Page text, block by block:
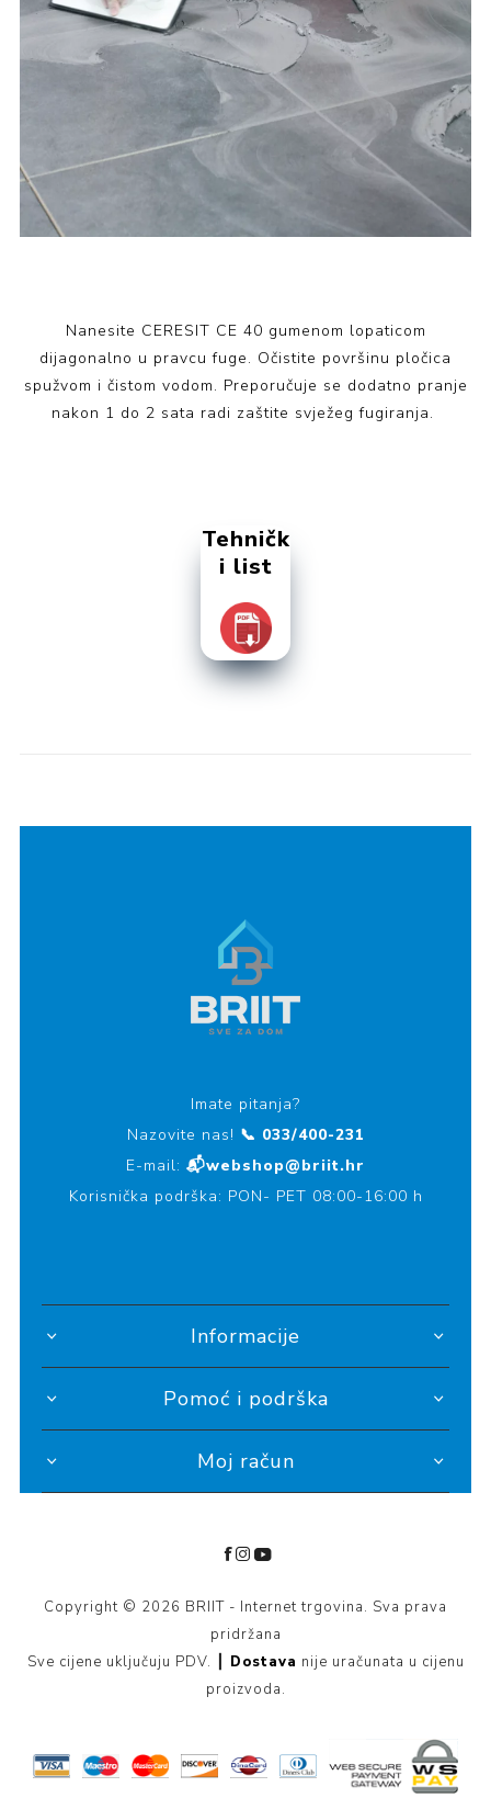
Nanesite CERESIT CE 40 gumenom lopaticom
dijagonalno u pravcu fuge. Očistite površinu pločica
spužvom i čistom vodom. Preporučuje se dodatno pranje
nakon 1 do 2 sata radi zaštite svježeg fugiranja.
Tehničk
i list
Imate pitanja?
Nazovite nas! 📞 033/400-231
E-mail: 📬webshop@briit.hr
Korisnička podrška: PON- PET 08:00-16:00 h
Informacije
Pomoć i podrška
Moj račun
Copyright © 2026 BRIIT - Internet trgovina. Sva prava
pridržana
Sve cijene uključuju PDV. ┃ Dostava nije uračunata u cijenu
proizvoda.